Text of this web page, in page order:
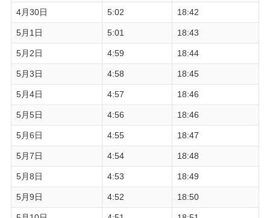
4月30日 5:02 18:42
5月1日 5:01 18:43
5月2日 4:59 18:44
5月3日 4:58 18:45
5月4日 4:57 18:46
5月5日 4:56 18:46
5月6日 4:55 18:47
5月7日 4:54 18:48
5月8日 4:53 18:49
5月9日 4:52 18:50